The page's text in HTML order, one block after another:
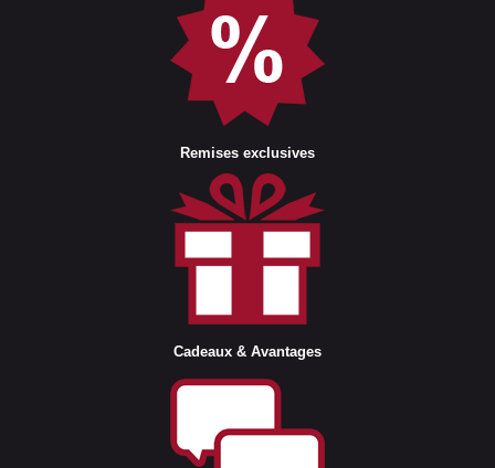
Remises exclusives
Cadeaux & Avantages